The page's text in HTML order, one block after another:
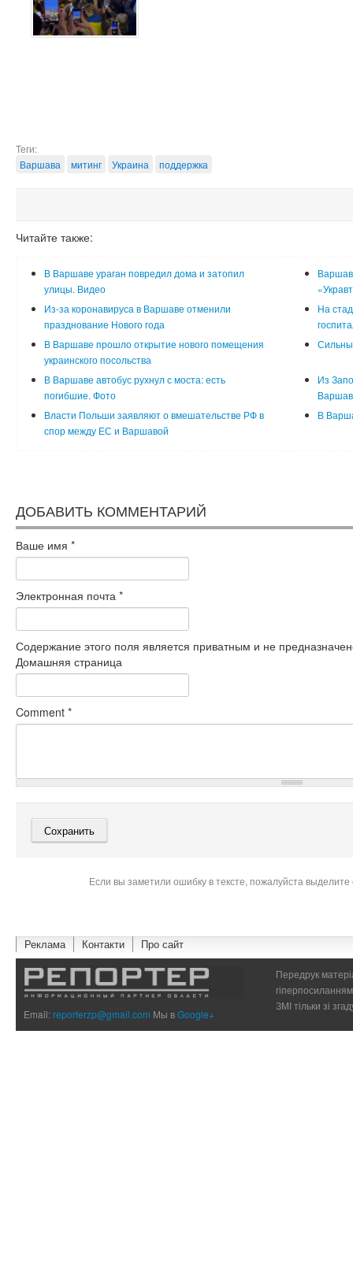
Теги:
Варшава
митинг Украина поддержка
Читайте также:
В Варшаве ураган повредил дома и затопил
улицы. Видео
Из-за коронавируса в Варшаве отменили
празднование Нового года
На
В Варшаве прошло открытие нового помещения
украинского посольства
В Варшаве автобус рухнул с моста: есть
погибшие. Фото
Из
Власти Польши заявляют о вмешательстве РФ в
спор между ЕС и Варшавой
В
ДОБАВИТЬ КОММЕНТАРИЙ
Ваше имя *
Электронная почта *
Содержание этого поля является приватным и не
Домашняя страница
Comment *
Если вы заметили ошибку в тексте, пожалуйста
Реклама Контакти Про сайт
Email:reporterzp@gmail.com Мы вGoogle+
Передрук
ЗМІ тільки зі